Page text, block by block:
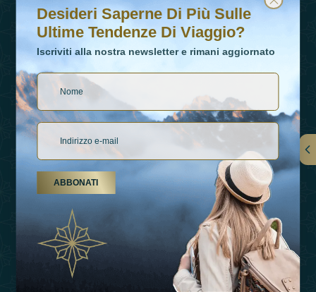
WhatsApp No
+442034682356
Collegamenti
Esperienza
Desideri Saperne Di Più Sulle
Ultime Tendenze Di Viaggio?
Iscriviti alla nostra newsletter e rimani aggiornato
ABBONATI